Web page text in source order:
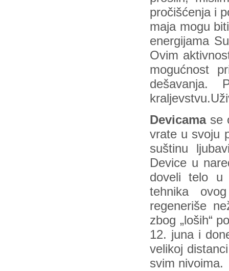
pročišćenja i
maja mogu
energijama
Ovim
mogućnost
Devicama se
vrate u svoju
suštinu
Device u
doveli telo u
tehnika
regeneriše
zbog „loših“
12. juna i
velikoj
svim nivoima.